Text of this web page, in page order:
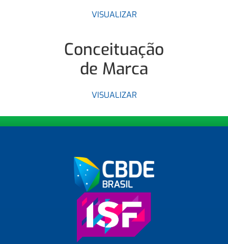
VISUALIZAR
Conceituação
de Marca
VISUALIZAR